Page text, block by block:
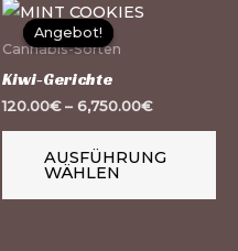
Angebot!
Angebot!
Cannabis-Sorten
Kiwi-Gerichte
120.00€– 6,750.00€
AUSFÜHRUNG
WÄHLEN